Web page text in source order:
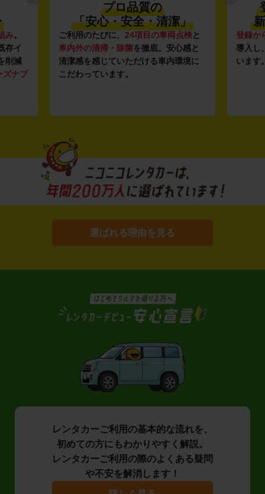
み。
存イ
削減
ズナブ
プロ品質の
「安心・安全・清潔」
ご利用のたびに、 24項目の車両点検と
車内外の清掃・除菌を徹底。安心感と
清潔感を感じていただける車内環境に
こだわっています。
登録か
導入し
います
選ばれる理由を見る
レンタカーご利用の基本的な流れを、
初めての方にもわかりやすく解説。
レンタカーご利用の際のよくある疑問
や不安を解消します！